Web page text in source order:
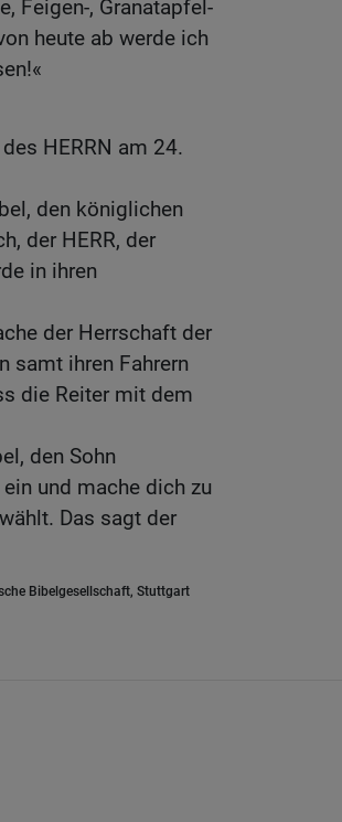
Feigen-, Granatapfel-
heute ab werde ich
HERRN am 24.
den königlichen
der HERR, der
in ihren
der Herrschaft der
samt ihren Fahrern
die Reiter mit dem
den Sohn
und mache dich zu
Das sagt der
Bibelgesellschaft, Stuttgart